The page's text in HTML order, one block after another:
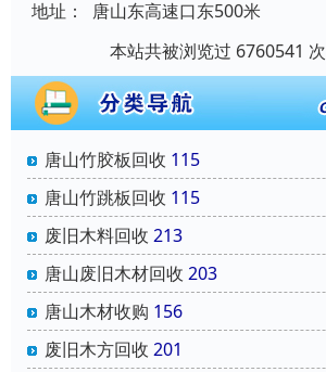
地址：
唐山东高速口东500米
本站共被浏览过 6760541 次
唐山竹胶板回收 115
唐山竹跳板回收 115
废旧木料回收 213
唐山废旧木材回收 203
唐山木材收购 156
废旧木方回收 201